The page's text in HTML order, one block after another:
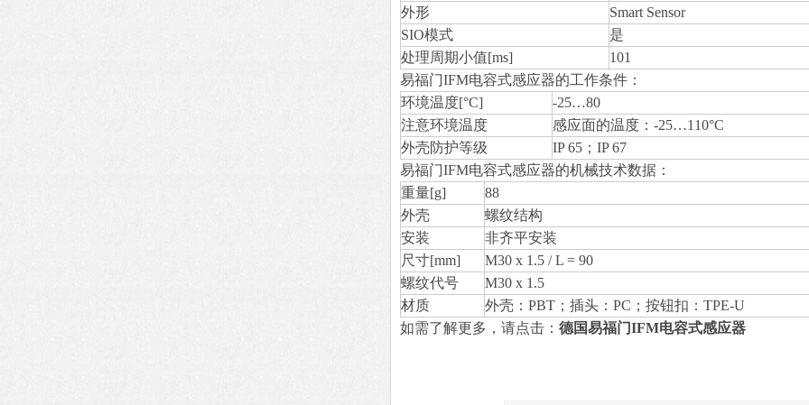
外形
Smart Sensor
SIO模式
是
处理周期小值[ms]
101
易福门IFM电容式感应器的工作条件：
环境温度[°C]
-25…80
注意环境温度
感应面的温度：-25…110°C
外壳防护等级
IP 65；IP 67
易福门IFM电容式感应器的机械技术数据：
重量[g]
88
外壳
螺纹结构
安装
非齐平安装
尺寸[mm]
M30 x 1.5 / L = 90
螺纹代号
M30 x 1.5
材质
外壳：PBT；插头：PC；按钮扣：TPE-U
如需了解更多，请点击： 德国易福门IFM电容式感应器